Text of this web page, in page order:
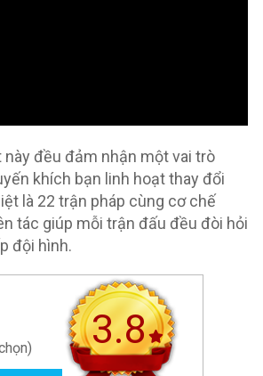
đều đảm nhận một vai trò
khích bạn linh hoạt thay đổi
là 22 trận pháp cùng cơ chế
tác giúp mỗi trận đấu đều đòi hỏi
đội hình.
3.8